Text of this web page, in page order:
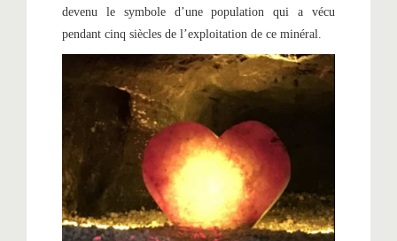
devenu le symbole d’une population qui a vécu
pendant cinq siècles de l’exploitation de ce minéral.